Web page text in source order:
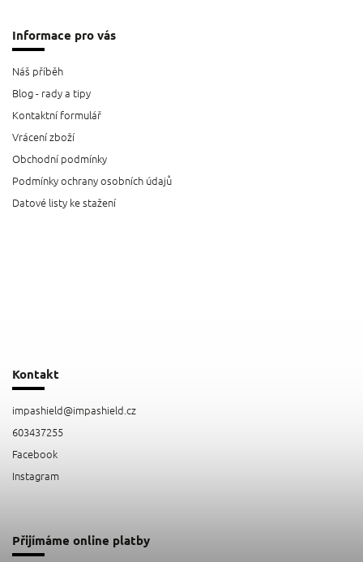
Informace pro vás
Náš příběh
Blog - rady a tipy
Kontaktní formulář
Vrácení zboží
Obchodní podmínky
Podmínky ochrany osobních údajů
Datové listy ke stažení
Kontakt
impashield@impashield.cz
603437255
Facebook
Instagram
Přijímáme online platby